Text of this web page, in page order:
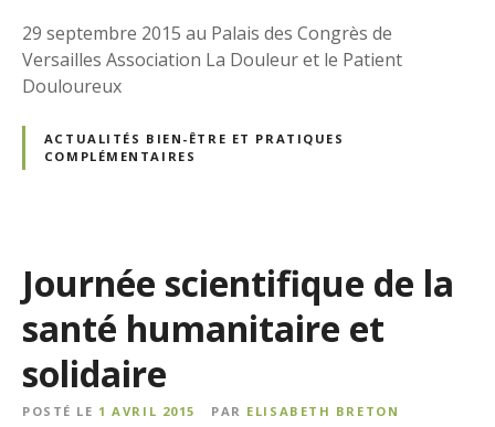
29 septembre 2015 au Palais des Congrès de
Versailles Association La Douleur et le Patient
Douloureux
ACTUALITÉS BIEN-ÊTRE ET PRATIQUES
COMPLÉMENTAIRES
Journée scientifique de la
santé humanitaire et
solidaire
POSTÉ LE 1 AVRIL 2015 PAR ELISABETH BRETON